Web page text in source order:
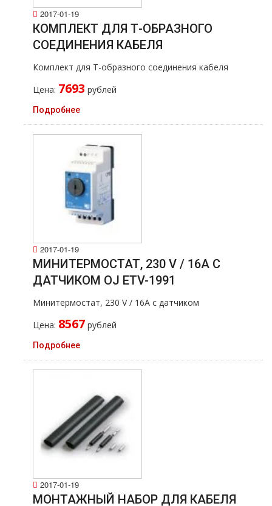
2017-01-19
КОМПЛЕКТ ДЛЯ Т-ОБРАЗНОГО
СОЕДИНЕНИЯ КАБЕЛЯ
Комплект для Т-образного соединения кабеля
Цена: 7693 рублей
Подробнее
2017-01-19
МИНИТЕРМОСТАТ, 230 V / 16A С
ДАТЧИКОМ OJ ETV-1991
Минитермостат, 230 V / 16A с датчиком
Цена: 8567 рублей
Подробнее
2017-01-19
МОНТАЖНЫЙ НАБОР ДЛЯ КАБЕЛЯ